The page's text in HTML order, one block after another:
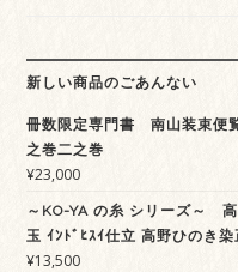
新しい商品のごあんない
冊数限定専門書 南山装束
之巻二之巻
¥23,000
～KO-YA の糸 シリーズ～
玉 ｲﾝﾄﾞﾋｽｲ仕立 高野ひのき染
¥13,500